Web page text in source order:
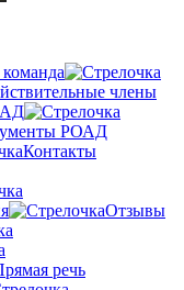
члены
РОАД
Контакты
Отзывы
речь